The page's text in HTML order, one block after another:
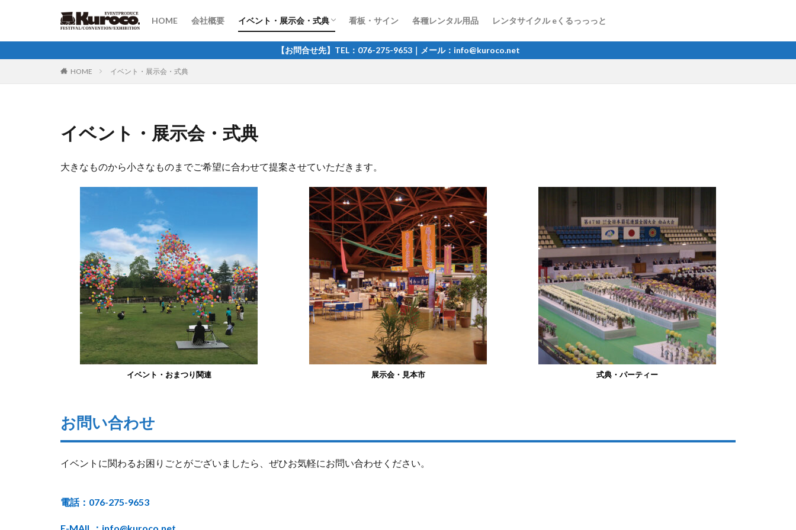
HOME 会社概要 イベント・展示会・式典
イベント・おまつり関連
式典・パーティー
見本市・展示会
看板・サイン 各種レンタル用品 レンタサイクル eくるっっっと
【お問合せ先】TEL：076-275-9653｜メール：info@kuroco.net
HOME イベント・展示会・式典
イベント・展示会・式典
大きなものから小さなものまでご希望に合わせて提案させていただきます。
イベント・おまつり関連 展示会・見本市 式典・パーティー
お問い合わせ
イベントに関わるお困りごとがございましたら、ぜひお気軽にお問い合わせください。
電話：076-275-9653